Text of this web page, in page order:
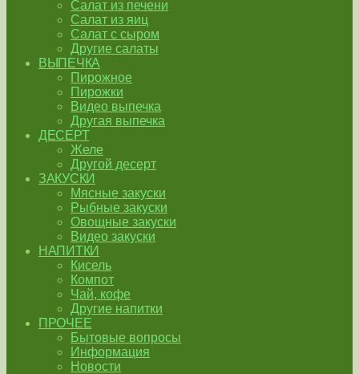
Салат из печени
Салат из яиц
Салат с сыром
Другие салаты
ВЫПЕЧКА
Пирожное
Пирожки
Видео выпечка
Другая выпечка
ДЕСЕРТ
Желе
Другой десерт
ЗАКУСКИ
Мясные закуски
Рыбные закуски
Овощные закуски
Видео закуски
НАПИТКИ
Кисель
Компот
Чай, кофе
Другие напитки
ПРОЧЕЕ
Бытовые вопросы
Информация
Новости